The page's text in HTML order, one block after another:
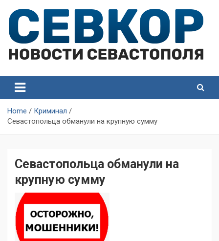
content
Севастополя
Севастополя
Home
Криминал
Севастопольца обманули на крупную сумму
Севастопольца обманули на
крупную сумму